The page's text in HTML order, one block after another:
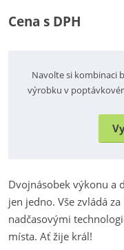
Cena s DPH
Navolte si kombinaci
výrobku v
Dvojnásobek výkonu a
jen jedno. Vše zvládá za
nadčasovými
místa. Ať žije král!